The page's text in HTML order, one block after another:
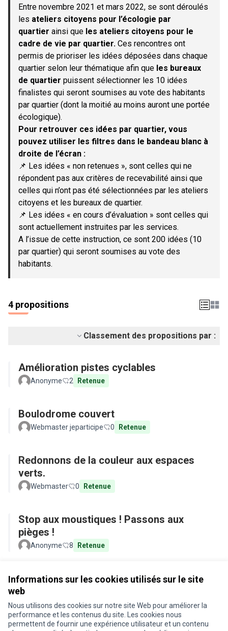
Informations sur les cookies utilisés sur le site
web
Nous utilisons des cookies sur notre site Web pour améliorer la
performance et les contenus du site. Les cookies nous
permettent de fournir une expérience utilisateur et un contenu
Entre novembre 2021 et mars 2022, se sont déroulés
les ateliers citoyens pour l’écologie par
quartier ainsi que les ateliers citoyens pour le
cadre de vie par quartier. Ces rencontres ont
permis de prioriser les idées déposées dans chaque
quartier selon leur thématique afin que les bureaux
de quartier puissent sélectionner les 10 idées
finalistes qui seront soumises au vote des habitants
par quartier (dont la moitié au moins auront une portée
écologique).
Pour retrouver ces idées par quartier, vous
pouvez utiliser les filtres dans le bandeau blanc à
droite de l’écran :
📌 Les idées « non retenues », sont celles qui ne
répondent pas aux critères de recevabilité ainsi que
celles qui n’ont pas été sélectionnées par les ateliers
citoyens et les bureaux de quartier.
📌 Les idées « en cours d’évaluation » sont celles qui
sont actuellement instruites par les services.
A l’issue de cette instruction, ce sont 200 idées (10
par quartier) qui seront soumises au vote des
habitants.
4 propositions
Classement des propositions par :
Amélioration pistes cyclables
Anonyme 2 Retenue
Boulodrome couvert
Webmaster jeparticipe 0 Retenue
Redonnons de la couleur aux espaces
verts.
Webmaster 0 Retenue
Stop aux moustiques ! Passons aux
pièges !
Anonyme 8 Retenue
Conditions d'utilisation
Paramètres des cookies
Je participe ! sur X
Je participe ! sur Facebook
Je participe ! sur Instagram